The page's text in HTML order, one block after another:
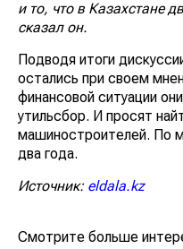
и то, что в Казахстане
сказал он.
Подводя итоги
остались при своем
финансовой ситуации
утильсбор. И просят
машиностроителей. По
два года.
Источник: eldala.kz
Смотрите больше